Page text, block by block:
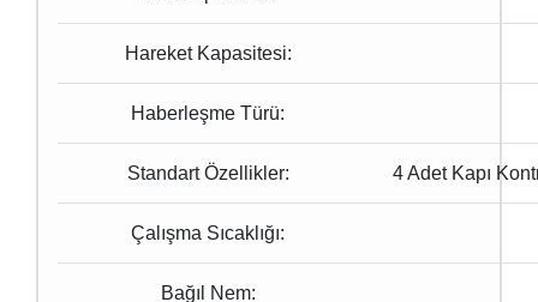
Hareket Kapasitesi:
Haberleşme Türü:
Standart Özellikler: 4 Adet Kapı
Çalışma Sıcaklığı:
Bağıl Nem: